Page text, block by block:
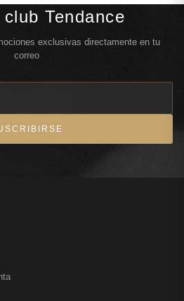
Tendance
exclusivas directamente en tu
correo